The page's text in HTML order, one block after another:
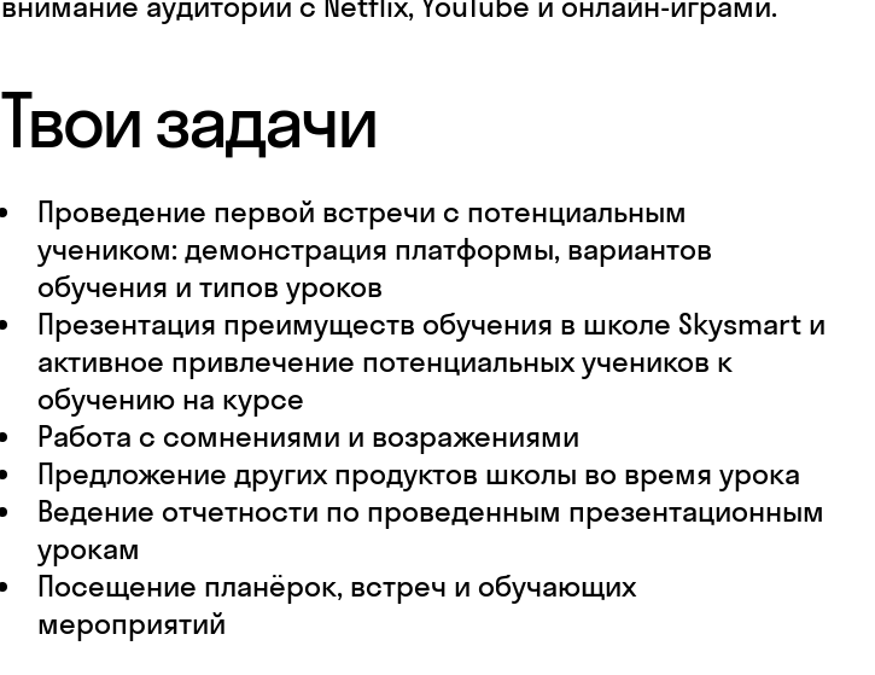
Твои задачи
Проведение первой встречи с потенциальным
учеником: демонстрация платформы, вариантов
обучения и типов уроков
Презентация преимуществ обучения в школе Skysmart и
активное привлечение потенциальных учеников к
обучению на курсе
Работа с сомнениями и возражениями
Предложение других продуктов школы во время урока
Ведение отчетности по проведенным презентационным
урокам
Посещение планёрок, встреч и обучающих
мероприятий